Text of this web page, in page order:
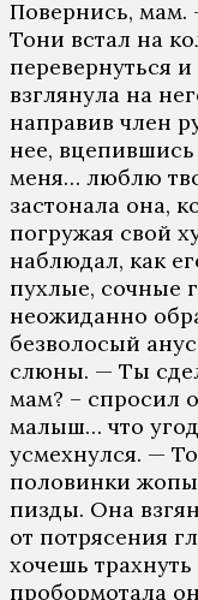
Повернись, мам.
Тони встал на
перевернуться
взглянула на
направив член
нее,
меня… люблю
застонала она,
погружая свой
наблюдал, как
пухлые, сочные
неожиданно
безволосый
слюны. — Ты
мам? – спросил
малыш… что
усмехнулся. —
половинки
пизды. Она
от потрясения
хочешь
пробормотала